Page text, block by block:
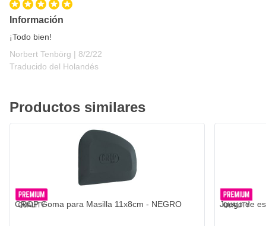
Información
¡Todo bien!
Norbert Tenbörg | 8 de febrero de 2022
8/2/22
Traducido del Holandés
Productos similares
CROP Goma para Masilla 11x8cm - NEGRO Juego de